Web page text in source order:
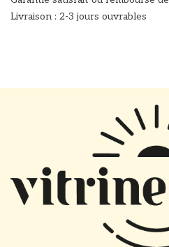
Livraison : 2-3 jours ouvrables